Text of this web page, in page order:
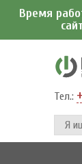
Время
Тел.: